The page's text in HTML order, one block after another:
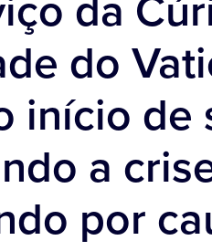
do
início de
a
por